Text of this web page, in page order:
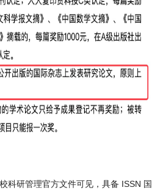
科研管理官方文件可见，具备 ISSN 国